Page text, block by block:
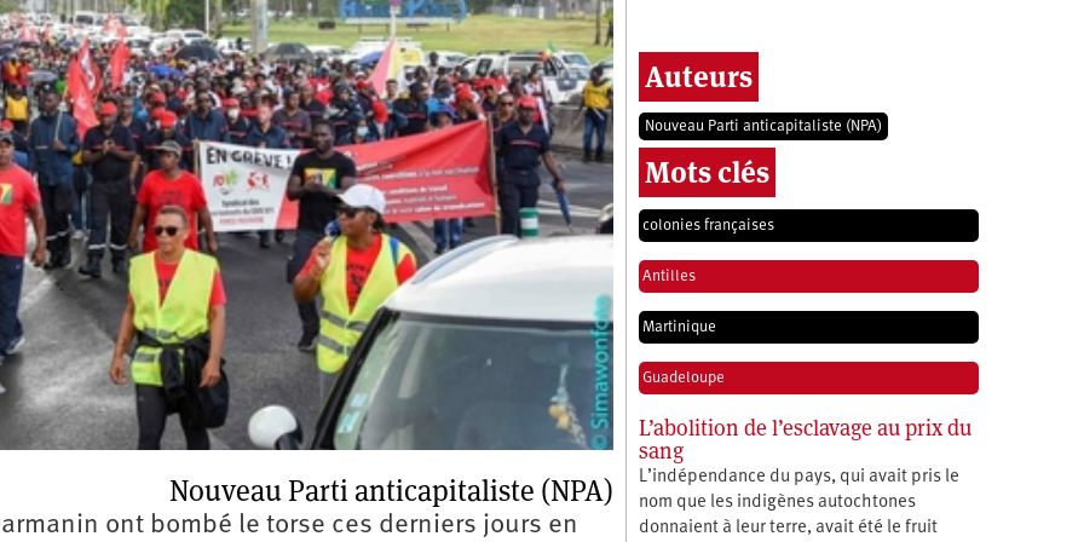
2e
congrès
1er
congrès
Congrès
de
fondation
Nouveau Parti anticapitaliste (NPA)
ont bombé le torse ces derniers jours en
Auteurs
Nouveau Parti anticapitaliste (NPA)
Mots clés
colonies françaises
Antilles
Martinique
Guadeloupe
L’abolition de l’esclavage au prix du
sang
L’indépendance du pays, qui avait pris le
nom que les indigènes autochtones
donnaient à leur terre, avait été le fruit